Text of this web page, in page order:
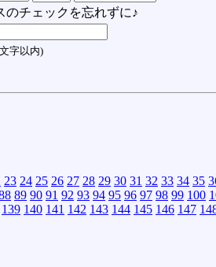
チェックを忘れずに♪
字以内)
23 24 25 26 27 28 29 30 31 32 33 34 35
89 90 91 92 93 94 95 96 97 98 99 100
139 140 141 142 143 144 145 146 147